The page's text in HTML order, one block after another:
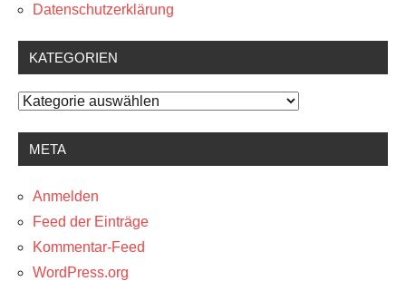
Datenschutzerklärung
KATEGORIEN
Kategorien
META
Anmelden
Feed der Einträge
Kommentar-Feed
WordPress.org